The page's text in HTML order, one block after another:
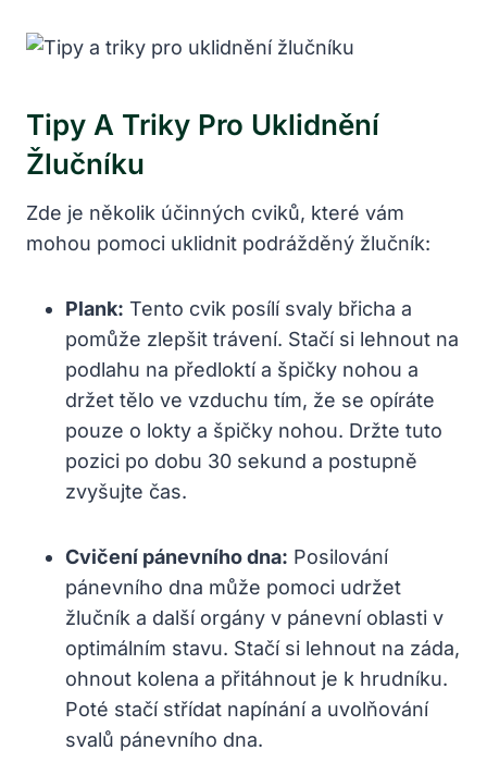
Tipy A Triky Pro Uklidnění
Žlučníku
Zde je několik účinných cviků, které vám
mohou pomoci uklidnit podrážděný žlučník:
Plank: Tento cvik posílí svaly břicha a
pomůže zlepšit trávení. Stačí si lehnout na
podlahu na předloktí a špičky nohou a
držet tělo ve vzduchu tím, že se opíráte
pouze o lokty a špičky nohou. Držte tuto
pozici po dobu 30 sekund a postupně
zvyšujte čas.
Cvičení pánevního dna: Posilování
pánevního dna může pomoci udržet
žlučník a další orgány v pánevní oblasti v
optimálním stavu. Stačí si lehnout na záda,
ohnout kolena a přitáhnout je k hrudníku.
Poté stačí střídat napínání a uvolňování
svalů pánevního dna.